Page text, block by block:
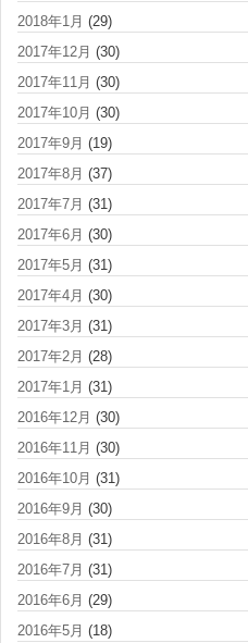
2018年1月 (29)
2017年12月 (30)
2017年11月 (30)
2017年10月 (30)
2017年9月 (19)
2017年8月 (37)
2017年7月 (31)
2017年6月 (30)
2017年5月 (31)
2017年4月 (30)
2017年3月 (31)
2017年2月 (28)
2017年1月 (31)
2016年12月 (30)
2016年11月 (30)
2016年10月 (31)
2016年9月 (30)
2016年8月 (31)
2016年7月 (31)
2016年6月 (29)
2016年5月 (18)